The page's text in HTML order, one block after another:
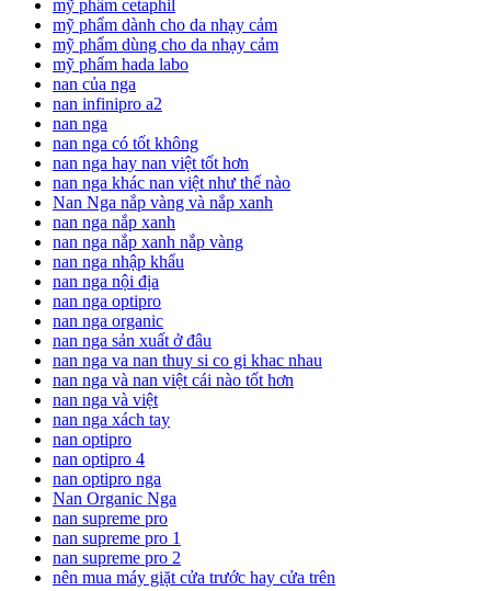
mỹ phẩm cetaphil
mỹ phẩm dành cho da nhạy cảm
mỹ phẩm dùng cho da nhạy cảm
mỹ phẩm hada labo
nan của nga
nan infinipro a2
nan nga
nan nga có tốt không
nan nga hay nan việt tốt hơn
nan nga khác nan việt như thế nào
Nan Nga nắp vàng và nắp xanh
nan nga nắp xanh
nan nga nắp xanh nắp vàng
nan nga nhập khẩu
nan nga nội địa
nan nga optipro
nan nga organic
nan nga sản xuất ở đâu
nan nga va nan thuy si co gi khac nhau
nan nga và nan việt cái nào tốt hơn
nan nga và việt
nan nga xách tay
nan optipro
nan optipro 4
nan optipro nga
Nan Organic Nga
nan supreme pro
nan supreme pro 1
nan supreme pro 2
nên mua máy giặt cửa trước hay cửa trên